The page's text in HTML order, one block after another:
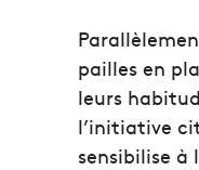
pailles en
leurs
l’initiative
sensibilise à